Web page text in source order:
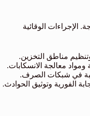
الإجراءات الوقائية
مناطق التخزين.
ومواد معالجة الانسكابات.
في شبكات الصرف.
الفورية وتوثيق الحوادث.